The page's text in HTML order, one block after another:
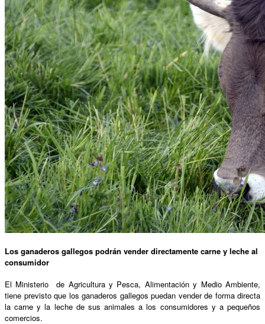
Los ganaderos gallegos podrán vender directamente carne y leche al
consumidor
El Ministerio de Agricultura y Pesca, Alimentación y Medio Ambiente,
tiene previsto que los ganaderos gallegos puedan vender de forma directa
la carne y la leche de sus animales a los consumidores y a pequeños
comercios.